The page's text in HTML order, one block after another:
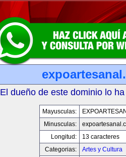
El dueño de este dominio lo
Mayusculas:
Minusculas:
Longitud:
13 caracteres
Categorias:
Artes y Cultura